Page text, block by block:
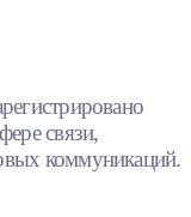
связи,
коммуникаций.